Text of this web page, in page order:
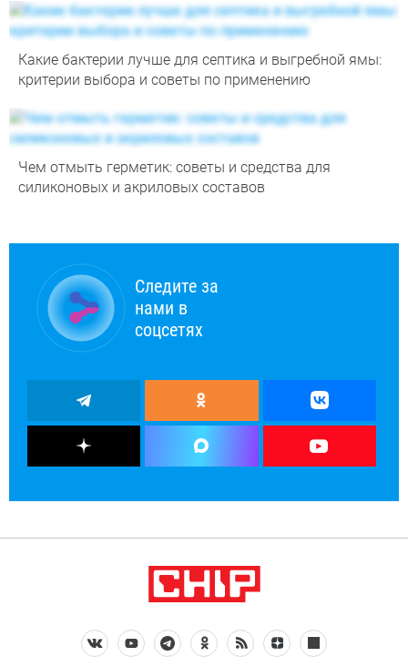
Какие бактерии лучше для септика и выгребной ямы:
критерии выбора и советы по применению
Чем отмыть герметик: советы и средства для
силиконовых и акриловых составов
Следите за
нами в
соцсетях